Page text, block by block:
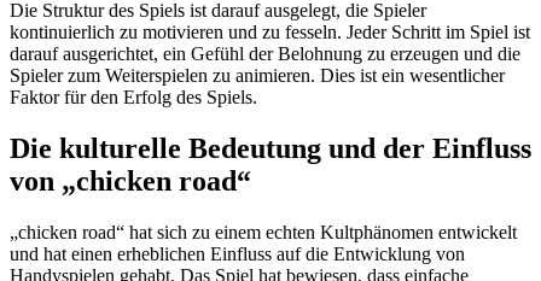
Die Struktur des Spiels ist darauf ausgelegt, die Spieler
kontinuierlich zu motivieren und zu fesseln. Jeder Schritt im Spiel ist
darauf ausgerichtet, ein Gefühl der Belohnung zu erzeugen und die
Spieler zum Weiterspielen zu animieren. Dies ist ein wesentlicher
Faktor für den Erfolg des Spiels.
Die kulturelle Bedeutung und der Einfluss
von „chicken road“
„chicken road“ hat sich zu einem echten Kultphänomen entwickelt
und hat einen erheblichen Einfluss auf die Entwicklung von
Handyspielen gehabt. Das Spiel hat bewiesen, dass einfache